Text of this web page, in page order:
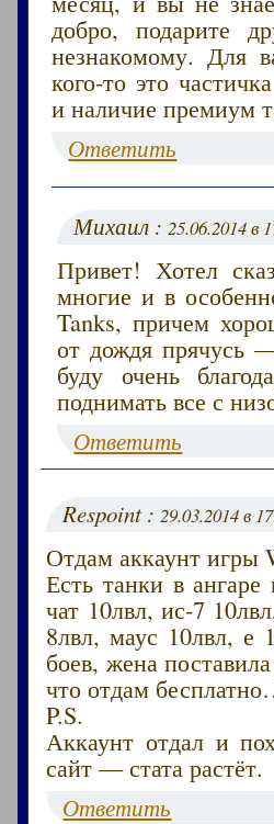
добро, подарите
незнакомому. Для
кого-то это
и наличие премиум
Ответить
Михаил :25.06.2014 в
Привет! Хотел
многие и в
Tanks, причем
от дождя прячусь
буду очень
поднимать все с
Ответить
Respoint :29.03.2014 в
Отдам аккаунт игры
Есть танки в
чат 10лвл, ис-7
8лвл, маус 10лвл, е
боев, жена
что отдам
P.S.
Аккаунт отдал и
сайт — стата растёт.
Ответить